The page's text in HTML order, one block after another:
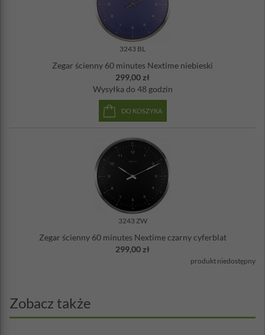
3243 BL
Zegar ścienny 60 minutes Nextime niebieski
299,00 zł
Wysyłka do 48 godzin
DO KOSZYKA
3243 ZW
Zegar ścienny 60 minutes Nextime czarny cyferblat
299,00 zł
produkt niedostępny
Zobacz także